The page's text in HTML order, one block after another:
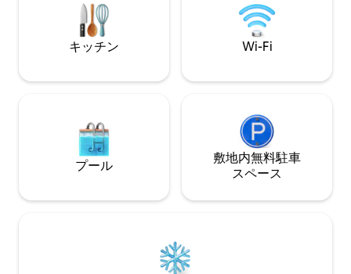
アクセスが簡単です。 この場所がお気に
入りでしたら、お気に入りに保存するこ
とをお忘れなく。
キッチン Wi-Fi
プール
敷地内無料駐⁠車
ス⁠ペ⁠ー⁠ス